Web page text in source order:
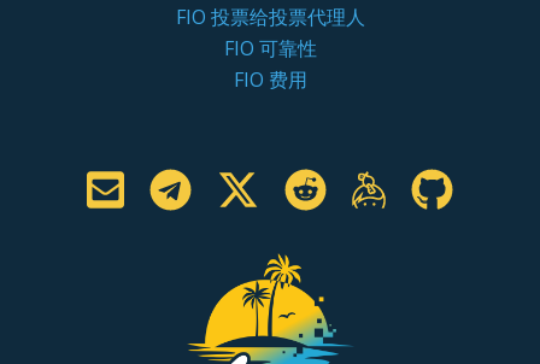
FIO 投票给投票代理人
FIO 可靠性
FIO 费用